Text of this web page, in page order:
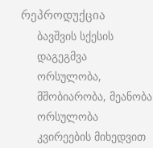
რეპროდუქცია
ბავშვის სქესის
დაგეგმვა
ორსულობა,
მშობიარობა, მეანობა
ორსულობა
კვირეების მიხედვით